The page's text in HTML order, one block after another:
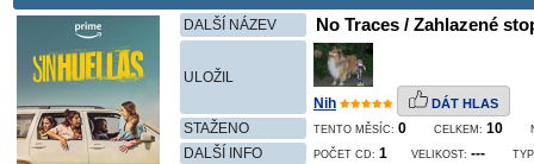
DALŠÍ NÁZEV No Traces / Zahlazené
ULOŽIL
Nih
DÁT HLAS
STAŽENO TENTO MĚSÍC: 0 CELKEM: 10
DALŠÍ INFO POČET CD: 1 VELIKOST: ---